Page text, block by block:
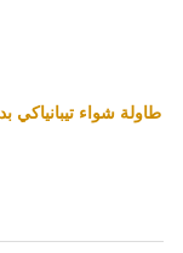
طاولة شواء